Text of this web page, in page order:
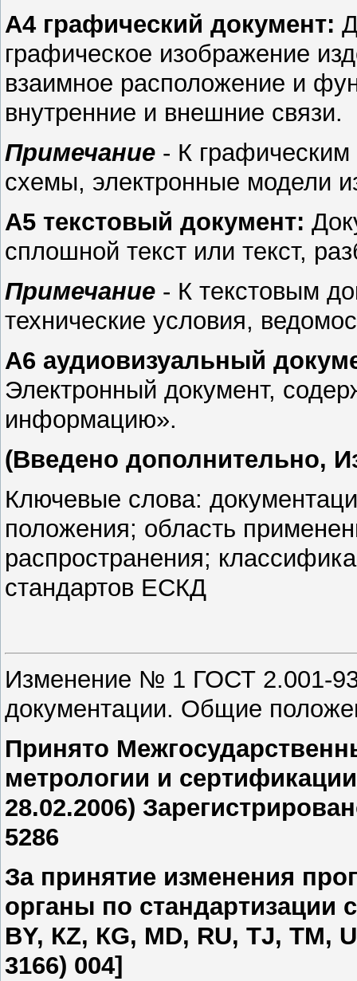
А4 графический документ:
графическое изображение
взаимное расположение и
внутренние и внешние связи.
Примечание - К графическим
схемы, электронные модели
А5 текстовый документ:
сплошной текст или текст,
Примечание - К текстовым
технические условия,
А6 аудиовизуальный
Электронный документ,
информацию».
(Введено дополнительно,
Ключевые слова:
положения; область
распространения;
стандартов ЕСКД
Изменение № 1 ГОСТ 2.001-93
документации. Общие
Принято
метрологии и
28.02.2006)
5286
За принятие изменения
органы по стандартизации
ВY, КZ, КG, МD, RU, ТJ, ТМ,
3166) 004]